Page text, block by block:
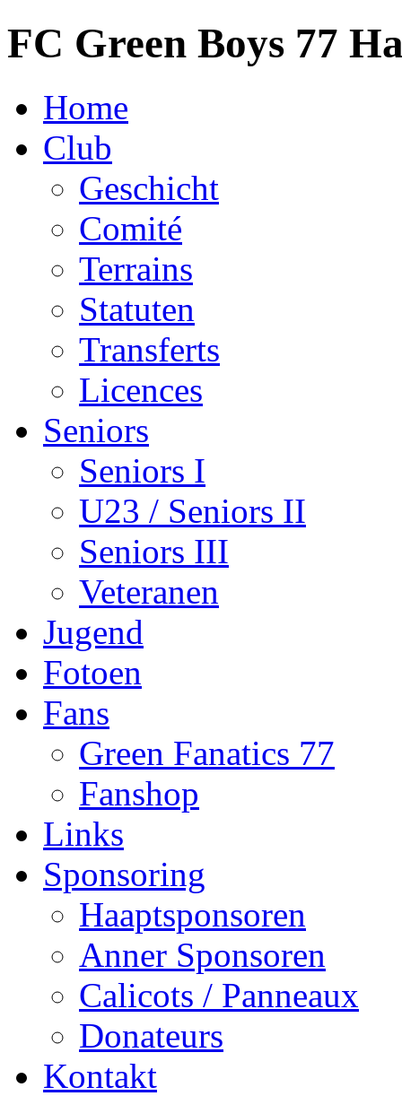
FC Green Boys 77
Home
Club
Geschicht
Comité
Terrains
Statuten
Transferts
Licences
Seniors
Seniors I
U23 / Seniors II
Seniors III
Veteranen
Jugend
Fotoen
Fans
Green Fanatics 77
Fanshop
Links
Sponsoring
Haaptsponsoren
Anner Sponsoren
Calicots / Panneaux
Donateurs
Kontakt